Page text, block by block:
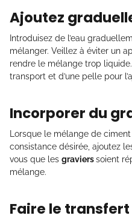
Ajoutez
Introduisez de l’eau
mélanger. Veillez à éviter un
rendre le mélange trop
transport et d’une pelle pour
Incorporer du
Lorsque le mélange de
consistance désirée, ajoutez
vous que les gravierssoient
mélange.
Faire le